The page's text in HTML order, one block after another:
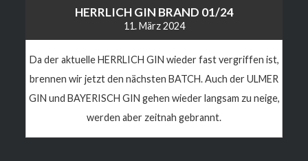
HERRLICH GIN BRAND 01/24
11. März 2024
Da der aktuelle HERRLICH GIN wieder fast vergriffen ist,
brennen wir jetzt den nächsten BATCH. Auch der ULMER
GIN und BAYERISCH GIN gehen wieder langsam zu neige,
werden aber zeitnah gebrannt.